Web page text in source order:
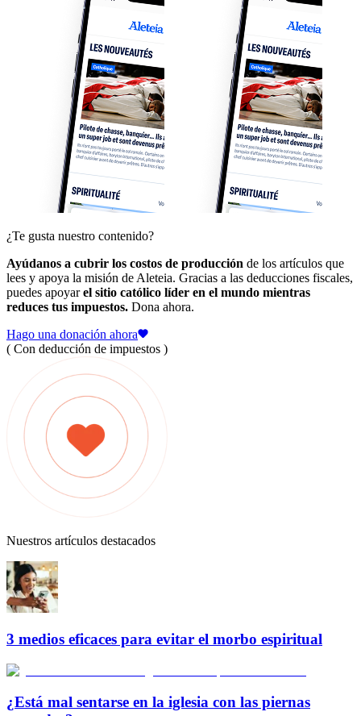
¿Te gusta nuestro contenido?
Ayúdanos a cubrir los costos de producción de los artículos que
lees y apoya la misión de Aleteia. Gracias a las deducciones fiscales,
puedes apoyarel sitio católico líder en el mundo mientras
reduces tus impuestos. Dona ahora.
Hago una donación ahora
( Con deducción de impuestos )
Nuestros artículos destacados
3 medios eficaces para evitar el morbo espiritual
¿Está mal sentarse en la iglesia con las piernas